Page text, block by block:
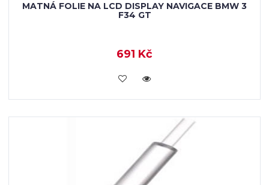
MATNÁ FOLIE NA LCD DISPLAY NAVIGACE BMW 3
F34 GT
691 Kč
VLOŽIT DO KOŠÍKU